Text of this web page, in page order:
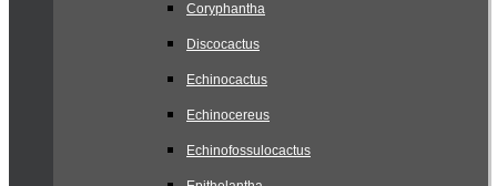
Coryphantha
Discocactus
Echinocactus
Echinocereus
Echinofossulocactus